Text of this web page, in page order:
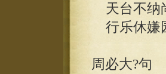
天台不纳
行乐休嫌
周必大?句